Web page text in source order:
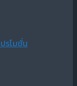
รโมชั่น